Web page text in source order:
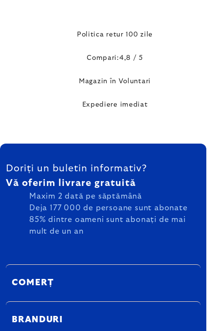
Politica retur 100 zile
Compari:4,8 / 5
Magazin în Voluntari
Expediere imediat
SUBSOL
Doriți un buletin informativ?
Vă oferim livrare gratuită
Maxim 2 dată pe săptămână
Deja 177 000 de persoane sunt abonate
85% dintre oameni sunt abonați de mai
mult de un an
COMERȚ
BRANDURI